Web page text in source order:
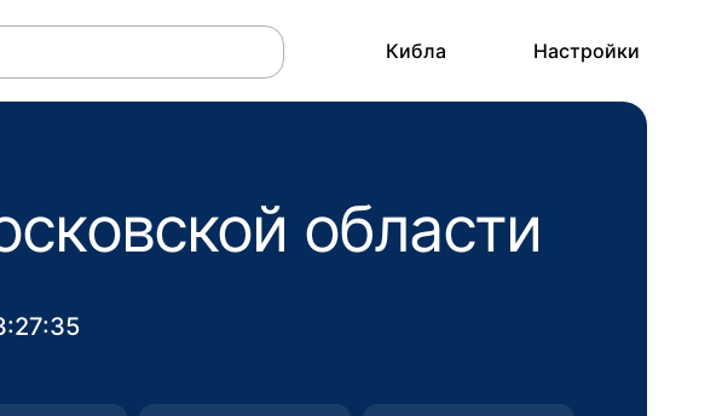
Кибла Настройки
области